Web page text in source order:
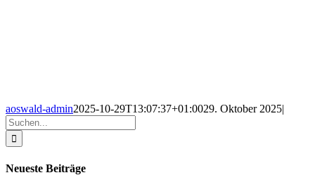
aoswald-admin2025-10-29T13:07:37+01:0029. Oktober 2025|
Suche
nach:
Neueste Beiträge